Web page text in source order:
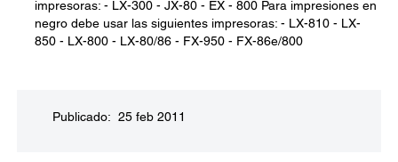
impresoras: - LX-300 - JX-80 - EX - 800 Para impresiones en
negro debe usar las siguientes impresoras: - LX-810 - LX-
850 - LX-800 - LX-80/86 - FX-950 - FX-86e/800
Publicado: 25 feb 2011